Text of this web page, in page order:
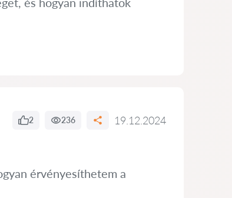
2 236 19.12.2024
érvényesíthetem a